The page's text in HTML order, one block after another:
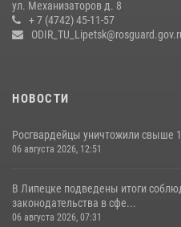
17 июля 2026, 12:26 5
ул. Механизаторов д. 8
+ 7 (4742) 45-11-57
НОВОСТИ
Росгвардейцы уничтожили свыше
06 августа 2026, 12:51
В Липецке подведены итоги
законодательства в сфе...
06 августа 2026, 07:31